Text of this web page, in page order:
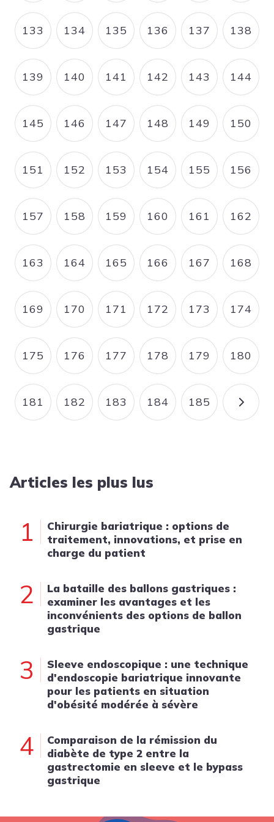
PAGE
133 PAGE
134 PAGE
135 PAGE
136 PAGE
137 PAGE
138
PAGE
139 PAGE
140 PAGE
141 PAGE
142 PAGE
143 PAGE
144
PAGE
145 PAGE
146 PAGE
147 PAGE
148 PAGE
149 PAGE
150
PAGE
151 PAGE
152 PAGE
153 PAGE
154 PAGE
155 PAGE
156
PAGE
157 PAGE
158 PAGE
159 PAGE
160 PAGE
161 PAGE
162
PAGE
163 PAGE
164 PAGE
165 PAGE
166 PAGE
167 PAGE
168
PAGE
169 PAGE
170 PAGE
171 PAGE
172 PAGE
173 PAGE
174
PAGE
175 PAGE
176 PAGE
177 PAGE
178 PAGE
179 PAGE
180
PAGE
181 PAGE
182 PAGE
183 PAGE
184 PAGE
185
Articles les plus lus
1
Chirurgie bariatrique : options de
traitement, innovations, et prise en
charge du patient
2
La bataille des ballons gastriques :
examiner les avantages et les
inconvénients des options de ballon
gastrique
3
Sleeve endoscopique : une technique
d'endoscopie bariatrique innovante
pour les patients en situation
d'obésité modérée à sévère
4
Comparaison de la rémission du
diabète de type 2 entre la
gastrectomie en sleeve et le bypass
gastrique